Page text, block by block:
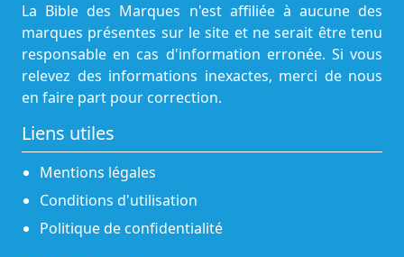
La Bible des Marques n'est affiliée à aucune des
marques présentes sur le site et ne serait être tenu
responsable en cas d'information erronée. Si vous
relevez des informations inexactes, merci de nous
en faire part pour correction.
Liens utiles
Mentions légales
Conditions d'utilisation
Politique de confidentialité